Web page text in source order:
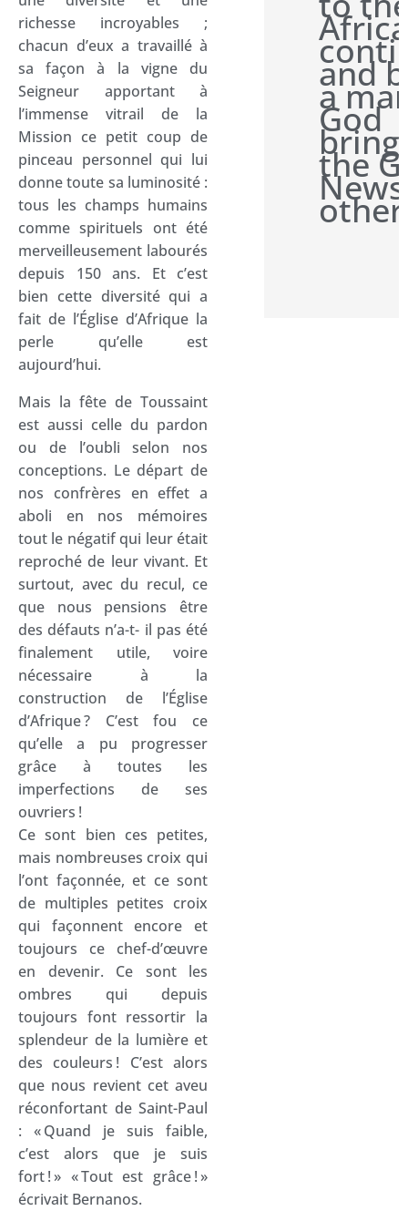
richesse incroyables ;
chacun d’eux a travaillé à
sa façon à la vigne du
Seigneur apportant à
l’immense vitrail de la
Mission ce petit coup de
pinceau personnel qui lui
donne toute sa luminosité :
tous les champs humains
comme spirituels ont été
merveilleusement labourés
depuis 150 ans. Et c’est
bien cette diversité qui a
fait de l’Église d’Afrique la
perle qu’elle est
aujourd’hui.
Mais la fête de Toussaint
est aussi celle du pardon
ou de l’oubli selon nos
conceptions. Le départ de
nos confrères en effet a
aboli en nos mémoires
tout le négatif qui leur était
reproché de leur vivant. Et
surtout, avec du recul, ce
que nous pensions être
des défauts n’a-t- il pas été
finalement utile, voire
nécessaire à la
construction de l’Église
d’Afrique ? C’est fou ce
qu’elle a pu progresser
grâce à toutes les
imperfections de ses
ouvriers !
Ce sont bien ces petites,
mais nombreuses croix qui
l’ont façonnée, et ce sont
de multiples petites croix
qui façonnent encore et
toujours ce chef-d’œuvre
en devenir. Ce sont les
ombres qui depuis
toujours font ressortir la
splendeur de la lumière et
des couleurs ! C’est alors
que nous revient cet aveu
réconfortant de Saint-Paul
: « Quand je suis faible,
c’est alors que je suis
fort ! » « Tout est grâce ! »
écrivait Bernanos.
and
a
God
the